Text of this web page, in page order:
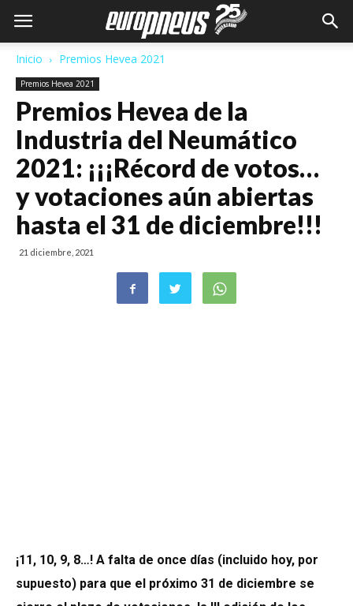
Inicio Premios Hevea 2021
Premios Hevea 2021
Premios Hevea de la
Industria del Neumático
2021: ¡¡¡Récord de votos…
y votaciones aún abiertas
hasta el 31 de diciembre!!!
21 diciembre, 2021
¡11, 10, 9, 8…! A falta de once días (incluido hoy, por
supuesto) para que el próximo 31 de diciembre se